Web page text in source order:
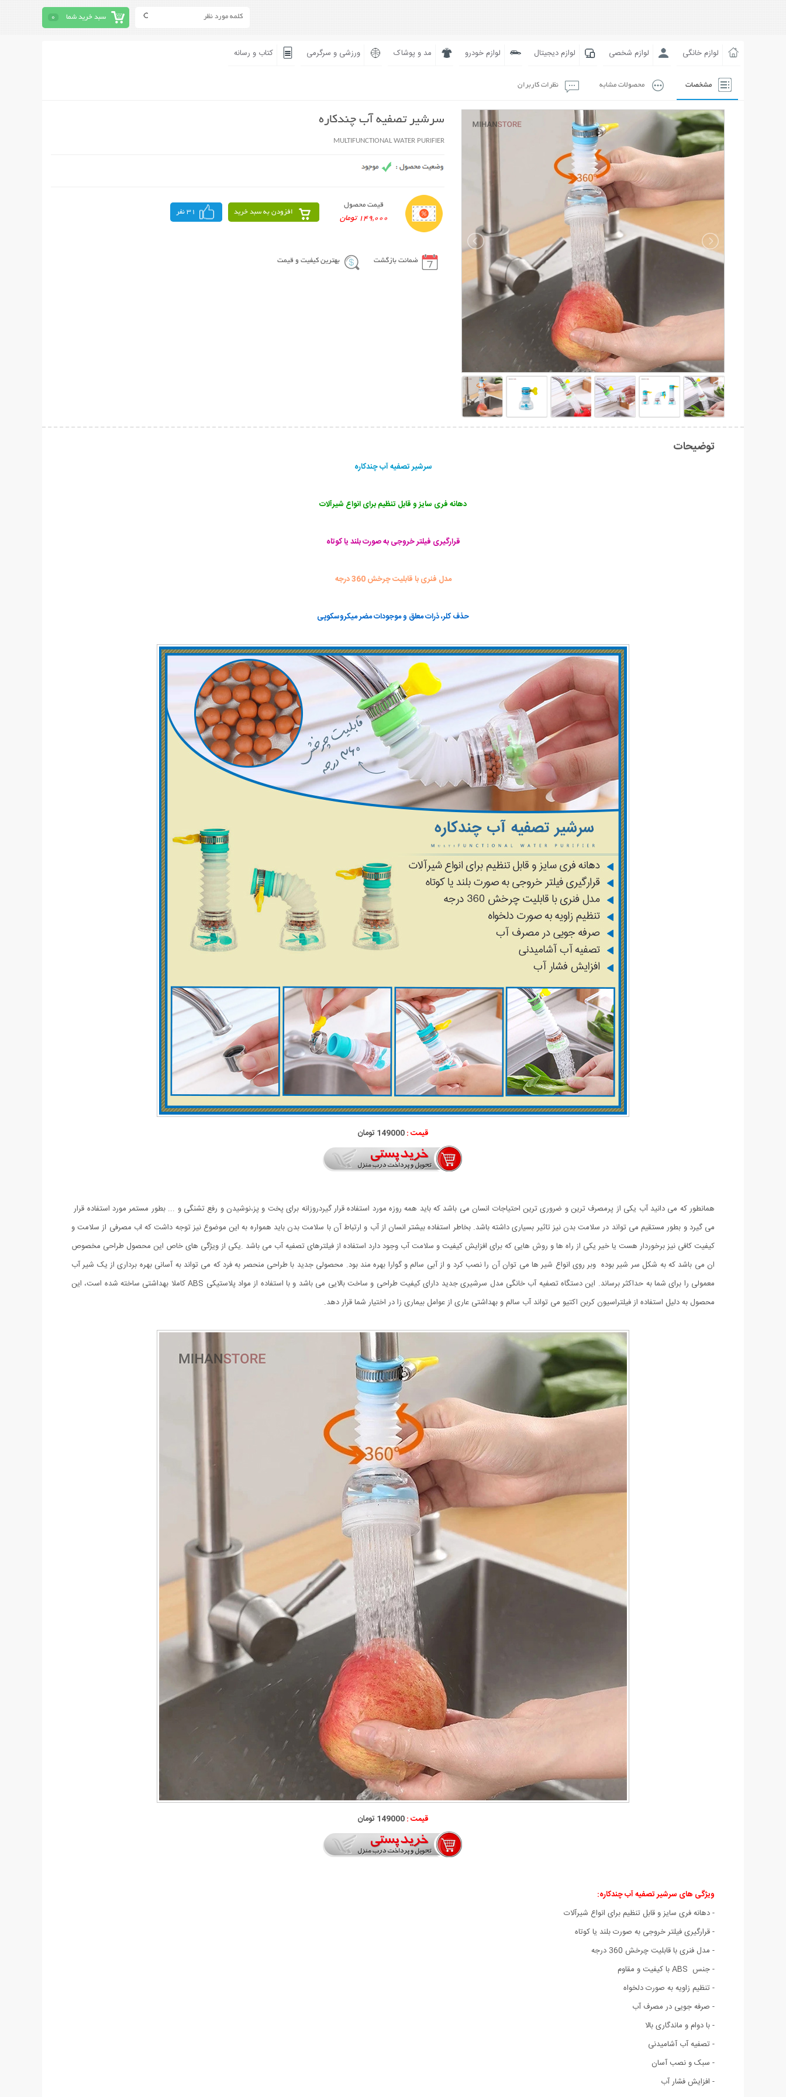
سبد خرید شما 0
لوازم خانگی لوازم شخصی لوازم دیجیتال لوازم خودرو مد و پوشاک ورزشی و سرگرمی کتاب و رسانه
مشخصات محصولات مشابه نظرات کاربران
سرشیر تصفیه آب چندکاره
MULTIFUNCTIONAL WATER PURIFIER
قیمت محصول
149,000 تومان
افزودن به سبد خرید 31 نفر
ضمانت بازگشت بهترین کیفیت و قیمت
توضیحات
سرشیر تصفیه آب چندکاره
دهانه فری سایز و قابل تنظیم برای انواع شیرآلات
قرارگیری فیلتر خروجی به صورت بلند یا کوتاه
مدل فنری با قابلیت چرخش 360 درجه
حذف کلر، ذرات معلق و موجودات مضر میکروسکوپی
قیمت :149000 تومان
همانطور که می دانید آب یکی از پرمصرف ترین و ضروری ترین احتیاجات انسان می باشد که باید همه روزه مورد استفاده قرار گیردروزانه برای پخت و پز،نوشیدن و رفع تشنگی و ... بطور مستمر مورد استفاده قرار
می گیرد و بطور مستقیم می تواند در سلامت بدن نیز تاثیر بسیاری داشته باشد. بخاطر استفاده بیشتر انسان از آب و ارتباط آن با سلامت بدن باید همواره به این موضوع نیز توجه داشت که اب مصرفی از سلامت و
کیفیت کافی نیز برخوردار هست یا خیر یکی از راه ها و روش هایی که برای افزایش کیفیت و سلامت آب وجود دارد استفاده از فیلترهای تصفیه آب می باشد .یکی از ویژگی های خاص این محصول طراحی مخصوص
ان می باشد که به شکل سر شیر بوده وبر روی انواع شیر ها می توان آن را نصب کرد و از آبی سالم و گوارا بهره مند بود. محصولی جدید با طراحی منحصر به فرد که می تواند به آسانی بهره برداری از یک شیر آب
معمولی را برای شما به حداکثر برساند.
این دستگاه تصفیه آب خانگی مدل سرشیری جدید دارای کیفیت طراحی و ساخت بالایی می باشد و با استفاده از مواد پلاستیکی ABS کاملا بهداشتی ساخته شده است، این
محصول به دلیل استفاده از فیلتراسیون کربن اکتیو می تواند آب سالم و بهداشتی عاری از عوامل بیماری زا در اختیار شما قرار دهد.
قیمت :149000 تومان
ویژگی های سرشیر تصفیه آب چندکاره:
- دهانه فری سایز و قابل تنظیم برای انواع شیرآلات
- قرارگیری فیلتر خروجی به صورت بلند یا کوتاه
- مدل فنری با قابلیت چرخش 360 درجه
- جنس ABS با کیفیت و مقاوم
- تنظیم زاویه به صورت دلخواه
- صرفه جویی در مصرف آب
- با دوام و ماندگاری بالا
- تصفیه آب آشامیدنی
- سبک و نصب آسان
- افزایش فشار آب